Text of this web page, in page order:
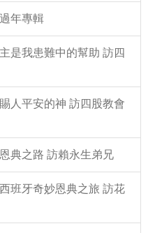
年專輯
是我患難中的幫助 訪四
人平安的神 訪四股教會
典之路 訪賴永生弟兄
班牙奇妙恩典之旅 訪花